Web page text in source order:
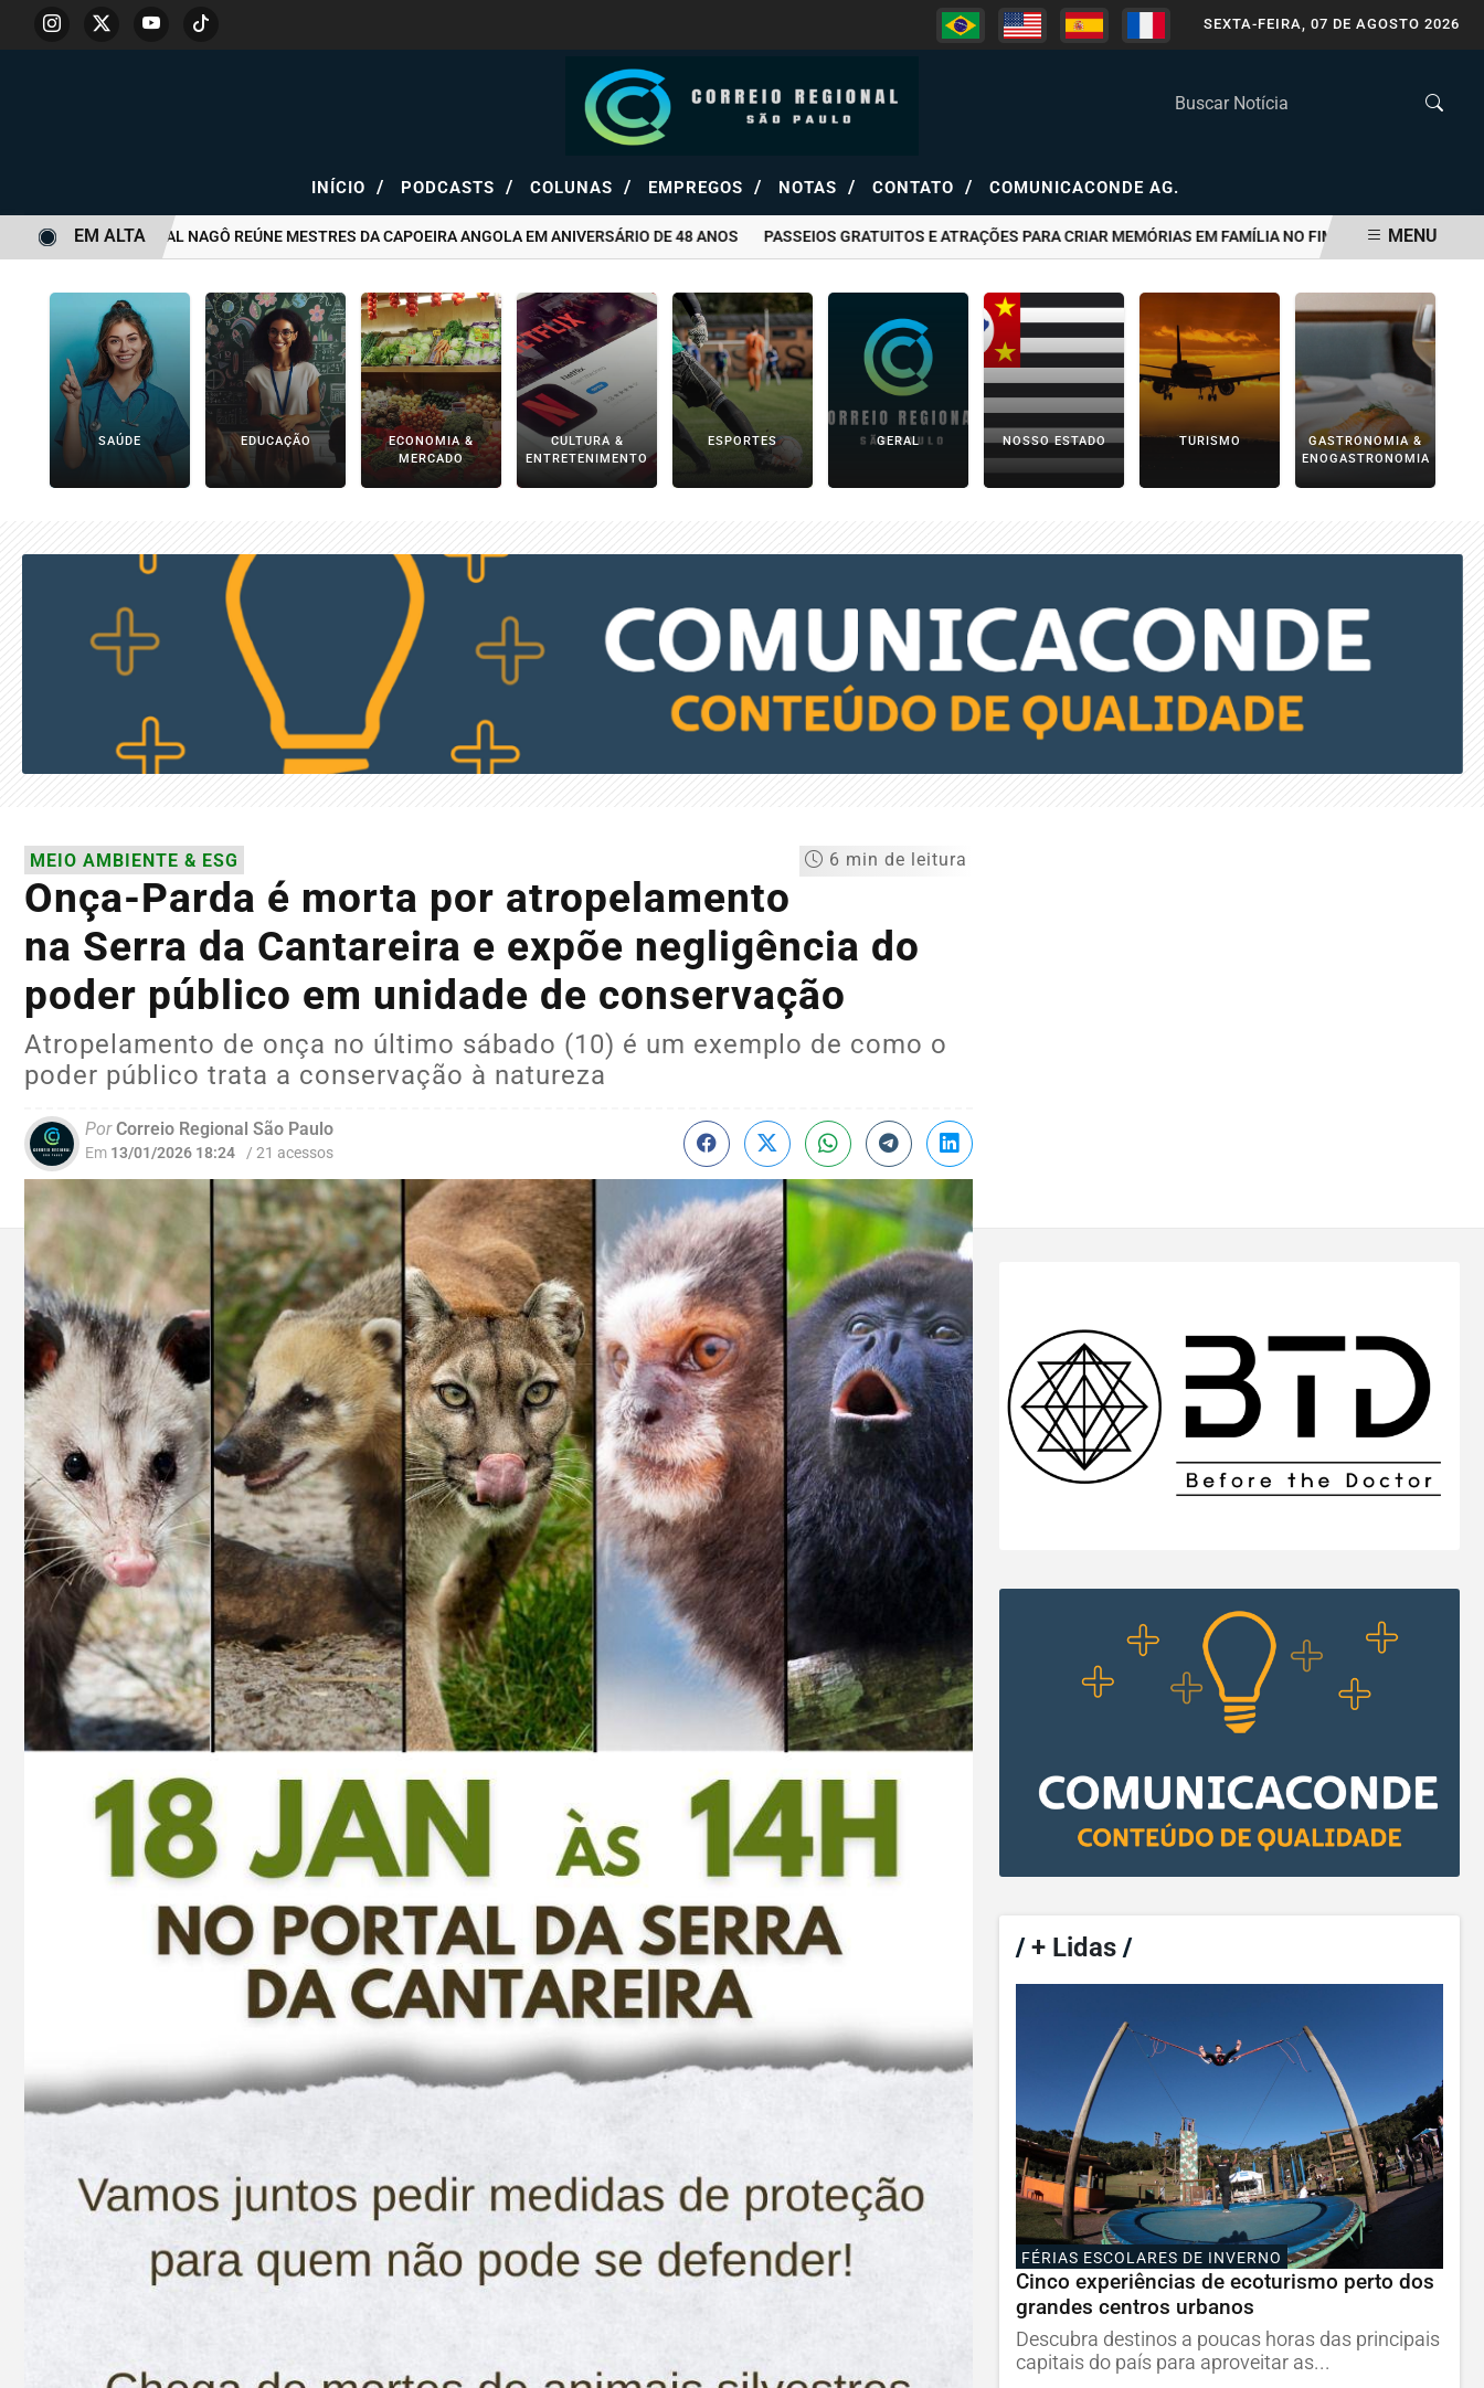
SEXTA-FEIRA, 07 DE AGOSTO 2026
INÍCIO / PODCASTS / COLUNAS / EMPREGOS / NOTAS / CONTATO / COMUNICACONDE AG.
CULTURAL NAGÔ REÚNE MESTRES DA CAPOEIRA ANGOLA EM ANIVERSÁRIO DE 48 ANOS PASSEIOS GRATUITOS E ATRAÇÕES PARA CRIAR MEMÓRIAS EM FAMÍLIA NO FIM DE SEMANA "A CIDADE
EM ALTA MENU
SAÚDE EDUCAÇÃO
ECONOMIA &
MERCADO
CULTURA &
ENTRETENIMENTO
ESPORTES GERAL NOSSO ESTADO TURISMO
GASTRONOMIA &
ENOGASTRONOMIA
6 min de leitura
MEIO AMBIENTE & ESG
Onça-Parda é morta por atropelamento
na Serra da Cantareira e expõe negligência do
poder público em unidade de conservação
Atropelamento de onça no último sábado (10) é um exemplo de como o
poder público trata a conservação à natureza
PorCorreio Regional São Paulo
Em 13/01/2026 18:24 / 21 acessos
/+ Lidas /
FÉRIAS ESCOLARES DE INVERNO
Cinco experiências de ecoturismo perto dos
grandes centros urbanos
Descubra destinos a poucas horas das principais
capitais do país para aproveitar as...